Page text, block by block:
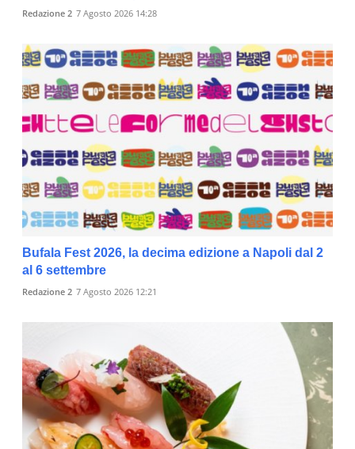
Redazione 2 7 Agosto 2026 14:28
Bufala Fest 2026, la decima edizione a Napoli dal 2
al 6 settembre
Redazione 2 7 Agosto 2026 12:21